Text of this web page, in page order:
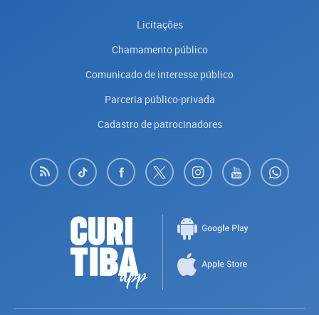
Licitações
Chamamento público
Comunicado de interesse público
Parceria público-privada
Cadastro de patrocinadores